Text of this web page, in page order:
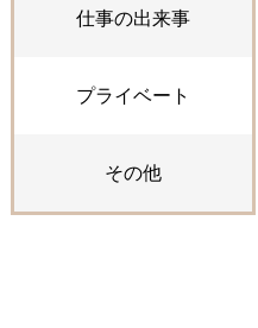
仕事の出来事
プライベート
その他